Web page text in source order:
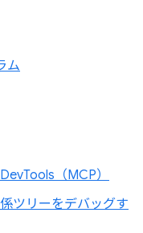
ム
（MCP）
ツリーをデバッグす